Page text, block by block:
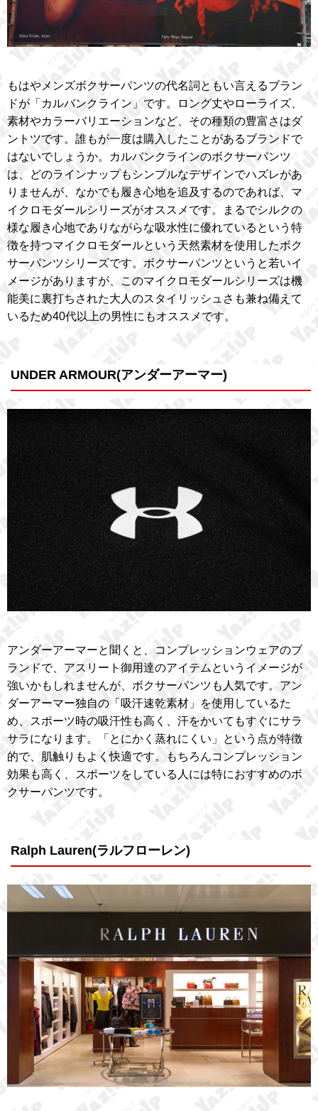
もはやメンズボクサーパンツの代名詞ともい言えるブラン
ドが「カルバンクライン」です。ロング丈やローライズ、
素材やカラーバリエーションなど、その種類の豊富さはダ
ントツです。誰もが一度は購入したことがあるブランドで
はないでしょうか。カルバンクラインのボクサーパンツ
は、どのラインナップもシンプルなデザインでハズレがあ
りませんが、なかでも履き心地を追及するのであれば、マ
イクロモダールシリーズがオススメです。まるでシルクの
様な履き心地でありながらな吸水性に優れているという特
徴を持つマイクロモダールという天然素材を使用したボク
サーパンツシリーズです。ボクサーパンツというと若いイ
メージがありますが、このマイクロモダールシリーズは機
能美に裏打ちされた大人のスタイリッシュさも兼ね備えて
いるため40代以上の男性にもオススメです。
UNDER ARMOUR(アンダーアーマー)
アンダーアーマーと聞くと、コンプレッションウェアのブ
ランドで、アスリート御用達のアイテムというイメージが
強いかもしれませんが、ボクサーパンツも人気です。アン
ダーアーマー独自の「吸汗速乾素材」を使用しているた
め、スポーツ時の吸汗性も高く、汗をかいてもすぐにサラ
サラになります。「とにかく蒸れにくい」という点が特徴
的で、肌触りもよく快適です。もちろんコンプレッション
効果も高く、スポーツをしている人には特におすすめのボ
クサーパンツです。
Ralph Lauren(ラルフローレン)